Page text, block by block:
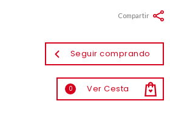
Seguir comprando
0 Ver Cesta
Compartir